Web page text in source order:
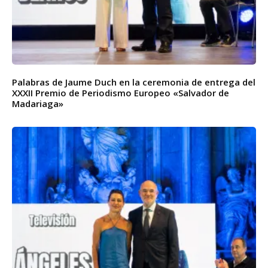
Palabras de Jaume Duch en la ceremonia de entrega del
XXXII Premio de Periodismo Europeo «Salvador de
Madariaga»